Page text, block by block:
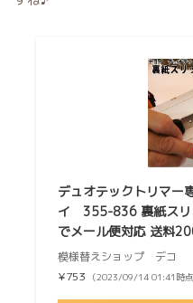
デュオテックトリマー
イ 355-836 裏紙ス
でメール便対応 送料
模様替えショップ デコ
¥753
（2023/09/14 01:41時